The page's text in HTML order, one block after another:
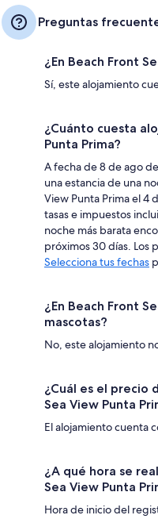
Preguntas
¿En Beach Front
Sí, este alojamiento
¿Cuánto cuesta
Punta Prima?
A fecha de 8 de ago
una estancia de una
View Punta Prima el 4
tasas e impuestos
noche más barata
próximos 30 días. Los
Selecciona tus fechas
¿En Beach Front
mascotas?
No, este alojamiento
¿Cuál es el precio
Sea View Punta
El alojamiento cuenta
¿A qué hora se
Sea View Punta
Hora de inicio del